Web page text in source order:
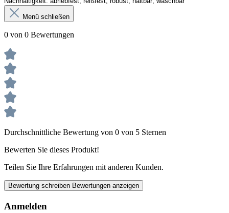
Menü schließen
0 von 0 Bewertungen
Durchschnittliche Bewertung von 0 von 5 Sternen
Bewerten Sie dieses Produkt!
Teilen Sie Ihre Erfahrungen mit anderen Kunden.
Bewertung schreiben Bewertungen anzeigen
Anmelden